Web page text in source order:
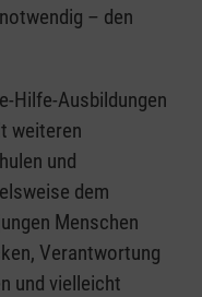
– den
Hilfe-Ausbildungen
weiteren
und
dem
Menschen
Verantwortung
und vielleicht